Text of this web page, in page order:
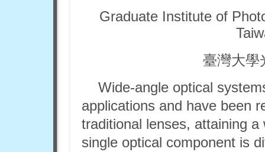
Graduate Institute of
臺灣大學
Wide-angle optical
applications and have been
traditional lenses, attaining
single optical component is